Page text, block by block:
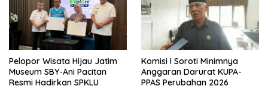
Pelopor Wisata Hijau Jatim
Museum SBY-Ani Pacitan
Resmi Hadirkan SPKLU
Komisi I Soroti Minimnya
Anggaran Darurat KUPA-
PPAS Perubahan 2026